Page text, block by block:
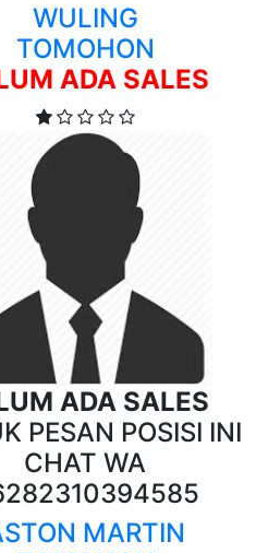
WULING
TOMOHON
ADA SALES
ADA SALES
PESAN POSISI INI
CHAT WA
MARTIN